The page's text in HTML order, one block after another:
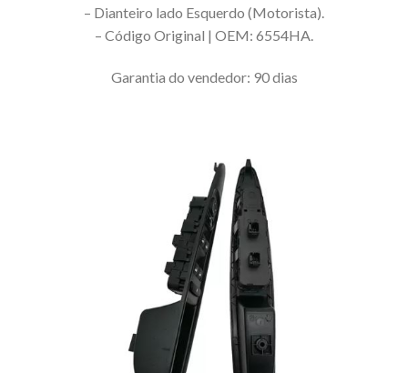
– Dianteiro lado Esquerdo (Motorista).
– Código Original | OEM: 6554HA.
Garantia do vendedor: 90 dias